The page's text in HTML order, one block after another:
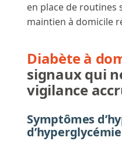
en place de routines
maintien à domicile
Diabète à
signaux qui
vigilance
Symptômes
d’hyperglycémie